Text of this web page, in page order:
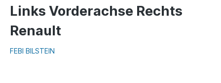
Links Vorderachse Rechts
Renault
FEBI BILSTEIN